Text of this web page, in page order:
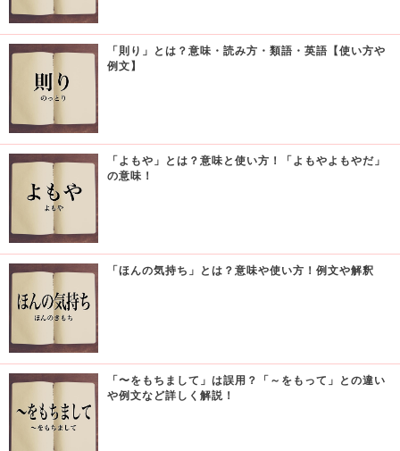
「則り」とは？意味・読み方・類語・英語【使い方や
例文】
「よもや」とは？意味と使い方！「よもやよもやだ」
の意味！
「ほんの気持ち」とは？意味や使い方！例文や解釈
「〜をもちまして」は誤用？「～をもって」との違い
や例文など詳しく解説！